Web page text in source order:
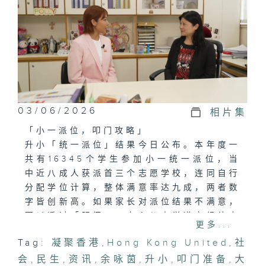
03/06/2026 相片集
「小一派位，叩门攻略」
升小「统一派位」结果今日公布。本年度一
共有16345个学生参加小一统一派位，当
中近八成人获派首三个志愿学校，连同自行
分配学位计算，整体满意率达九成，两者数
字皆创新高。如果家长对派位结果不满意，
请，当中有什么要准备？又有什么面试贴
士？
更多...
Tag: 凝聚香港 , Hong Kong United , 社
会 , 民生 , 资讯 , 余咏茵 , 升小 , 叩门准备 , 大